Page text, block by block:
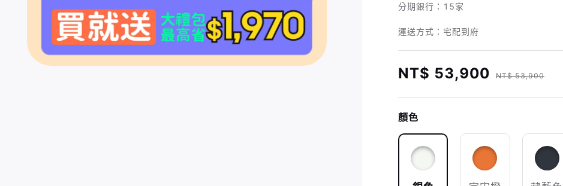
分期銀行： 15家
運送方式：宅配到府
NT$ 53,900 NT$ 53,900
顏色